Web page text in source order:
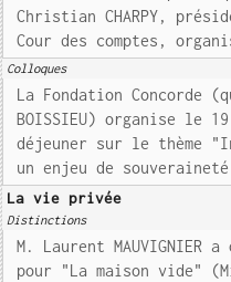
Christian CHARPY,
Cour des comptes,
Colloques
La Fondation Concorde
BOISSIEU) organise le
déjeuner sur le thème
un enjeu de
La vie privée
Distinctions
M. Laurent
pour "La maison vide"